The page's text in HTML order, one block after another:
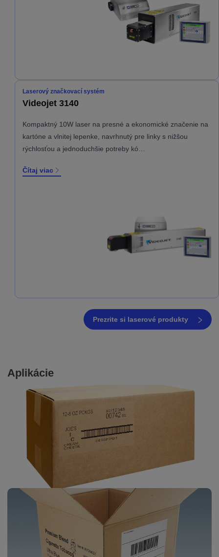
Laserový značkovací systém
Videojet 3140
Kompaktný 10W laser na presné a ekonomické značenie na
kartóne a vlnitej lepenke, navrhnutý pre linky s nižšou
rýchlosťou a jednoduchšie potreby kó…
Čítaj viac
Prezrite si laserové produkty
Aplikácie